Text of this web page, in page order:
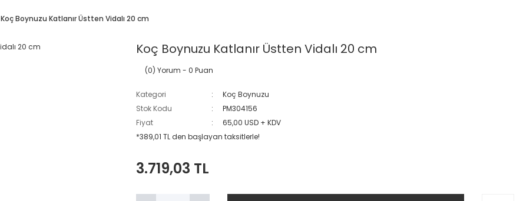
Koç Boynuzu Katlanır Üstten Vidalı 20 cm
Koç Boynuzu Katlanır Üstten Vidalı 20 cm
(0) Yorum - 0 Puan
Kategori
Koç Boynuzu
Stok Kodu
PM304156
Fiyat
65,00 USD + KDV
*389,01 TL den başlayan taksitlerle!
3.719,03 TL